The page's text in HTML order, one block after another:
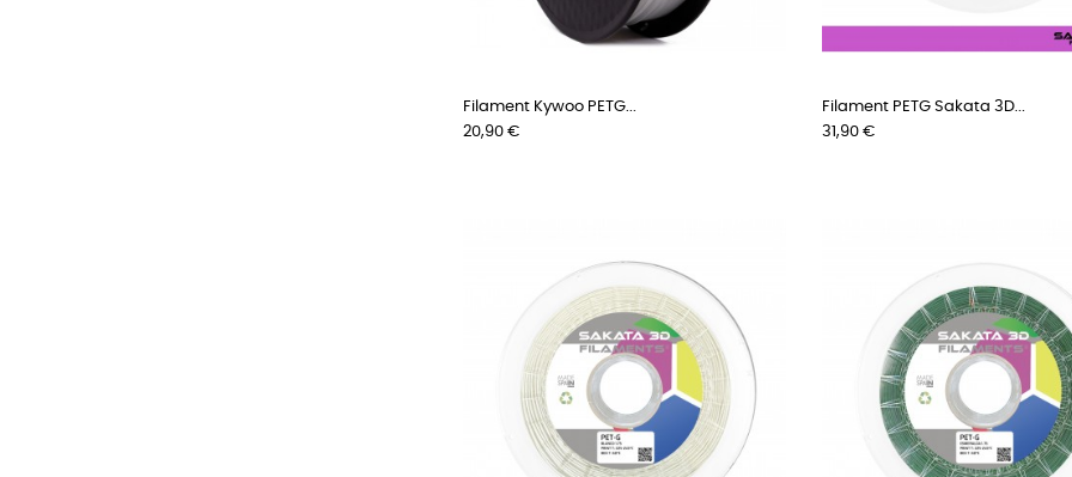
Filament Kywoo PETG...
Preis
20,90 €
Filament PETG Sakata 3D...
Preis
31,90 €